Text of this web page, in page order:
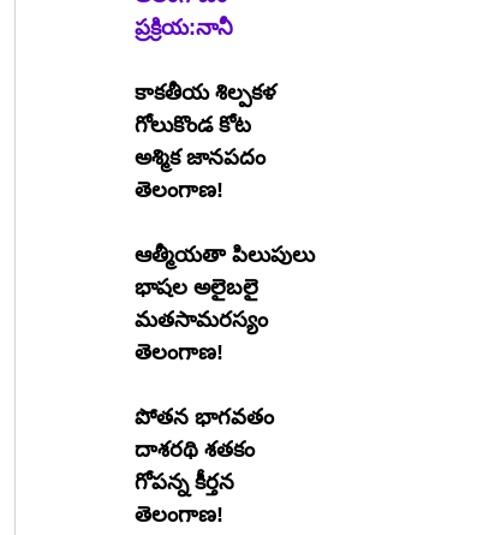
ప్రక్రియ:నానీ
కాకతీయ శిల్పకళ
గోలుకొండ కోట
అశ్మిక జానపదం
తెలంగాణ!
ఆత్మీయతా పిలుపులు
భాషల అలైబలై
మతసామరస్యం
తెలంగాణ!
పోతన భాగవతం
దాశరథి శతకం
గోపన్న కీర్తన
తెలంగాణ!